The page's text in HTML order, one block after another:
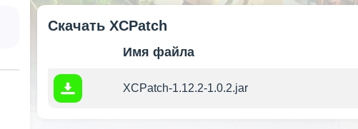
Скачать XCPatch
Имя файла
XCPatch-1.12.2-1.0.2.jar